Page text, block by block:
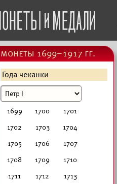
монеты 1699–1917 гг.
Года чеканки
1699 1700
1701
1702
1703
1704
1705
1706
1707
1708
1709
1710
1711
1712
1713